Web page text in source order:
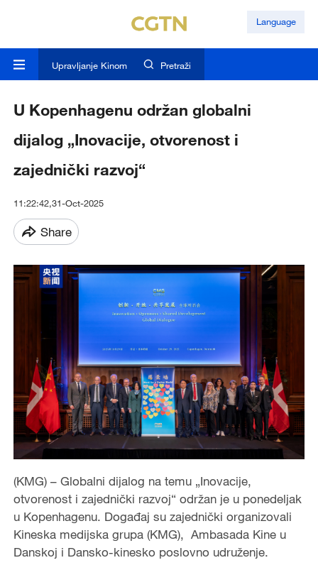
Language
Upravljanje Kinom Pretraži
U Kopenhagenu održan globalni
dijalog „Inovacije, otvorenost i
zajednički razvoj“
11:22:42,31-Oct-2025
Share
(KMG) – Globalni dijalog na temu „Inovacije,
otvorenost i zajednički razvoj“ održan je u ponedeljak
u Kopenhagenu. Događaj su zajednički organizovali
Kineska medijska grupa (KMG), Ambasada Kine u
Danskoj i Dansko-kinesko poslovno udruženje.